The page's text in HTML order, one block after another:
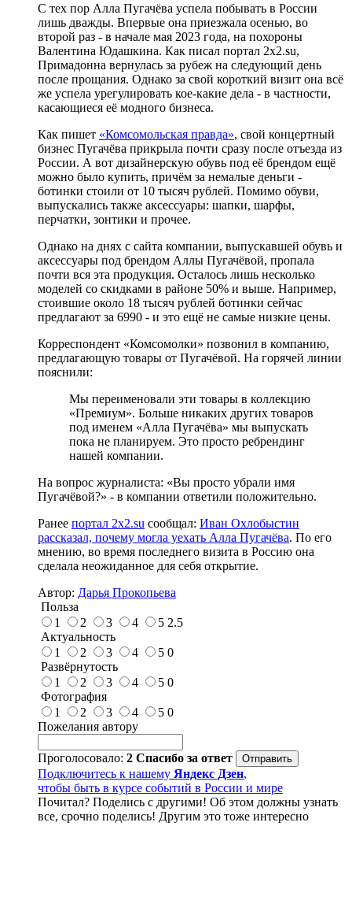
С тех пор Алла Пугачёва успела побывать в России
лишь дважды. Впервые она приезжала осенью, во
второй раз - в начале мая 2023 года, на похороны
Валентина Юдашкина. Как писал портал 2x2.su,
Примадонна вернулась за рубеж на следующий день
после прощания. Однако за свой короткий визит она всё
же успела урегулировать кое-какие дела - в частности,
касающиеся её модного бизнеса.
Как пишет «Комсомольская правда», свой концертный
бизнес Пугачёва прикрыла почти сразу после отъезда из
России. А вот дизайнерскую обувь под её брендом ещё
можно было купить, причём за немалые деньги -
ботинки стоили от 10 тысяч рублей. Помимо обуви,
выпускались также аксессуары: шапки, шарфы,
перчатки, зонтики и прочее.
Однако на днях с сайта компании, выпускавшей обувь и
аксессуары под брендом Аллы Пугачёвой, пропала
почти вся эта продукция. Осталось лишь несколько
моделей со скидками в районе 50% и выше. Например,
стоившие около 18 тысяч рублей ботинки сейчас
предлагают за 6990 - и это ещё не самые низкие цены.
Корреспондент «Комсомолки» позвонил в компанию,
предлагающую товары от Пугачёвой. На горячей линии
пояснили:
Мы переименовали эти товары в коллекцию
«Премиум». Больше никаких других товаров
под именем «Алла Пугачёва» мы выпускать
пока не планируем. Это просто ребрендинг
нашей компании.
На вопрос журналиста: «Вы просто убрали имя
Пугачёвой?» - в компании ответили положительно.
Ранее портал 2x2.su сообщал: Иван Охлобыстин
рассказал, почему могла уехать Алла Пугачёва. По его
мнению, во время последнего визита в Россию она
сделала неожиданное для себя открытие.
Автор: Дарья Прокопьева
Польза
1
2 3 4 5 2.5
Актуальность
1
2 3 4 5 0
Развёрнутость
1
2 3 4 5 0
Фотография
1
2 3 4 5 0
Пожелания автору
Проголосовало: 2 Спасибо за ответ
Подключитесь к нашему Яндекс Дзен,
чтобы быть в курсе событий в России и мире
Почитал? Поделись с другими! Об этом должны узнать
все, срочно поделись! Другим это тоже интересно